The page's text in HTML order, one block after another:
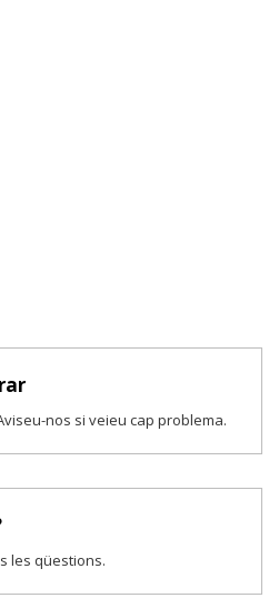
nos si veieu cap problema.
les qüestions.